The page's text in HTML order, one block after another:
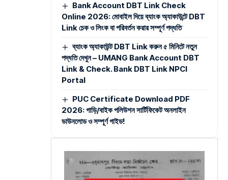
Bank Account DBT Link Check
Online 2026: মোবাইল দিয়ে ব্যাংক অ্যাকাউন্টে DBT
Link চেক ও লিংক বা পরিবর্তন করার সম্পূর্ণ পদ্ধতি
ব্যাংক অ্যাকাউন্ট DBT Link করুন ৫ মিনিটে নতুন
পদ্ধতি দেখুন – UMANG Bank Account DBT
Link & Check. Bank DBT Link NPCI
Portal
PUC Certificate Download PDF
2026: গাড়ি/বাইক পলিউশন সার্টিফিকেট অনলাইন
ডাউনলোড ও সম্পূর্ণ গাইড!